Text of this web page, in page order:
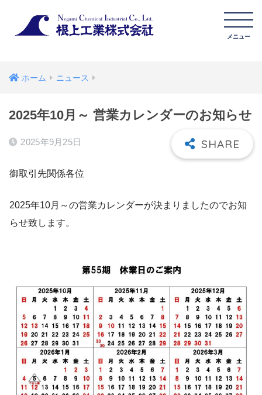
ホーム ニュース
2025年10月～ 営業カレンダーのお知らせ
2025年9月25日
御取引先関係各位
2025年10月～の営業カレンダーが決まりましたのでお知
らせ致します。